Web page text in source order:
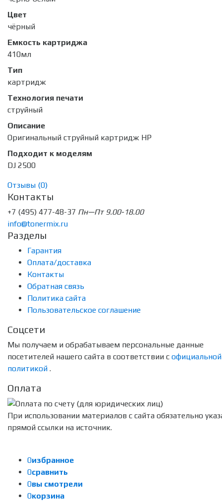
Цвет
чёрный
Емкость картриджа
410мл
Тип
картридж
Технология печати
струйный
Описание
Оригинальный струйный картридж HP
Подходит к моделям
DJ 2500
Отзывы (0)
Контакты
+7 (495) 477-48-37 Пн—Пт 9.00-18.00
info@tonermix.ru
Разделы
Гарантия
Оплата/доставка
Контакты
Обратная связь
Политика сайта
Пользовательское соглашение
Соцсети
Мы получаем и обрабатываем персональные данные
посетителей нашего сайта в соответствии с официальной
политикой .
Оплата
При использовании материалов с сайта обязательно
прямой ссылки на источник.
0избранное
0сравнить
0вы смотрели
0корзина